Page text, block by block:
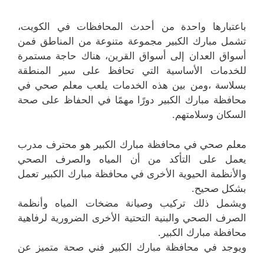
باعتبارها واحدة من أحدث المحافظات في الكويت،
تشمل مبارك الكبير مجموعة متنوعة من المناطق فمن
أسواق العدان إلى أسواق القرين، هناك حاجة مستمرة
للخدمات الأساسية التي تحافظ على سير المنطقة
بسلاسة ،ومن بين هذه الخدمات يلعب معلم صحي في
محافظة مبارك الكبير دورًا مهمًا في الحفاظ على صحة
السكان وسلامتهم.
معلم صحي في محافظة مبارك الكبير هو محترف مدرب
يعمل على التأكد من أن المياه والصرف الصحي
والأنظمة الحيوية الأخرى في محافظة مبارك الكبير تعمل
بشكل صحيح.
ويشمل ذلك تركيب وصيانة مضخات المياه وأنظمة
الصرف الصحي والبنية التحتية الأخرى الضرورية لرفاهية
محافظة مبارك الكبير.
ويوجد في محافظة مبارك الكبير فني صحة متميز عن